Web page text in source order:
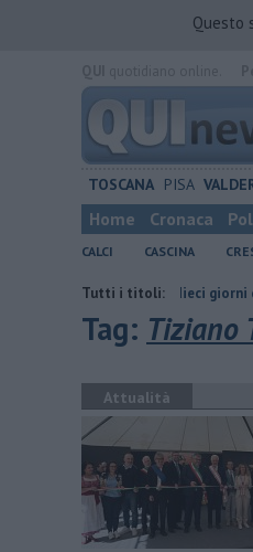
Questo
TOSCANA PISA
Home Cronaca
CALCI CASCINA
Tutti i titoli:
Casciano, dieci giorni di festa e
Tag: Tiziano
Attualità